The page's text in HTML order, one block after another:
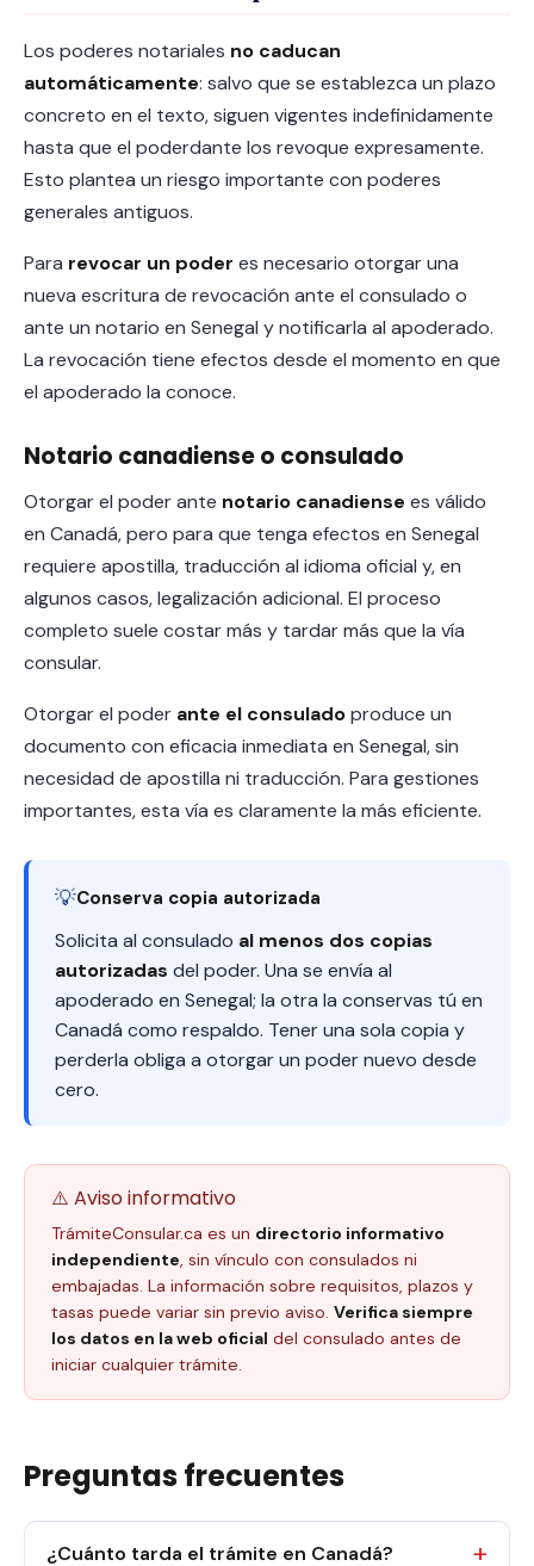
Los poderes notariales no caducan
automáticamente: salvo que se establezca un plazo
concreto en el texto, siguen vigentes indefinidamente
hasta que el poderdante los revoque expresamente.
Esto plantea un riesgo importante con poderes
generales antiguos.
Para revocar un poder es necesario otorgar una
nueva escritura de revocación ante el consulado o
ante un notario en Senegal y notificarla al apoderado.
La revocación tiene efectos desde el momento en que
el apoderado la conoce.
Notario canadiense o consulado
Otorgar el poder ante notario canadiense es válido
en Canadá, pero para que tenga efectos en Senegal
requiere apostilla, traducción al idioma oficial y, en
algunos casos, legalización adicional. El proceso
completo suele costar más y tardar más que la vía
consular.
Otorgar el poder ante el consuladoproduce un
documento con eficacia inmediata en Senegal, sin
necesidad de apostilla ni traducción. Para gestiones
importantes, esta vía es claramente la más eficiente.
💡Conserva copia autorizada
Solicita al consulado al menos dos copias
autorizadas del poder. Una se envía al
apoderado en Senegal; la otra la conservas tú en
Canadá como respaldo. Tener una sola copia y
perderla obliga a otorgar un poder nuevo desde
cero.
⚠️ Aviso informativo
TrámiteConsular.ca es un directorio informativo
independiente, sin vínculo con consulados ni
embajadas. La información sobre requisitos, plazos y
tasas puede variar sin previo aviso. Verifica siempre
los datos en la web oficial del consulado antes de
iniciar cualquier trámite.
Preguntas frecuentes
¿Cuánto tarda el trámite en Canadá?